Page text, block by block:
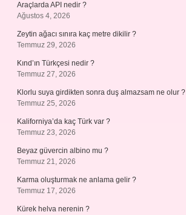
Araçlarda API nedir ?
Ağustos 4, 2026
Zeytin ağacı sınıra kaç metre dikilir ?
Temmuz 29, 2026
Kınd’ın Türkçesi nedir ?
Temmuz 27, 2026
Klorlu suya girdikten sonra duş almazsam ne olur ?
Temmuz 25, 2026
Kaliforniya’da kaç Türk var ?
Temmuz 23, 2026
Beyaz güvercin albino mu ?
Temmuz 21, 2026
Karma oluşturmak ne anlama gelir ?
Temmuz 17, 2026
Kürek helva nerenin ?